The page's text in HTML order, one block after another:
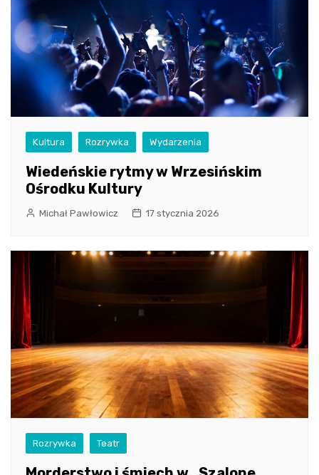
Kultura Rozrywka Wydarzenia
Wiedeńskie rytmy w Wrzesińskim
Ośrodku Kultury
Michał Pawłowicz 17 stycznia 2026
Rozrywka Teatr